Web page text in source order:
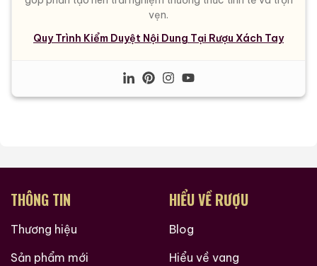
vẹn.
Quy Trình Kiểm Duyệt Nội Dung Tại Rượu Xách Tay
THÔNG TIN
Thương hiệu
Sản phẩm mới
HIỂU VỀ RƯỢU
Blog
Hiểu về vang